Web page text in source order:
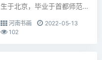
生于北京，毕业于首都师范大
刻艺术近五十载，以隶篆见
河南书画
2022-05-13
102